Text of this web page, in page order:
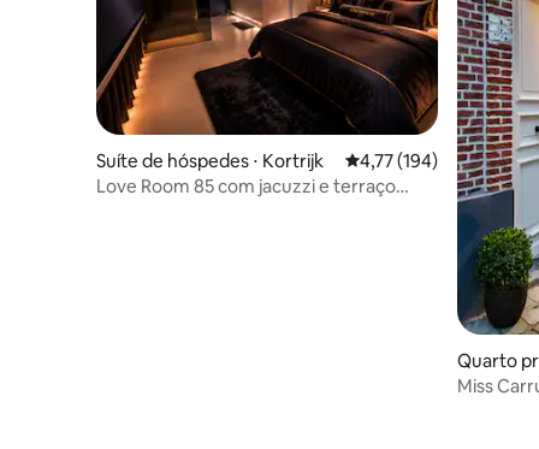
Suíte de hóspedes ⋅ Kortrijk 4,77 de uma avaliação
4,77 (194)
Love Room 85 com jacuzzi e terraço
Quarto
Miss